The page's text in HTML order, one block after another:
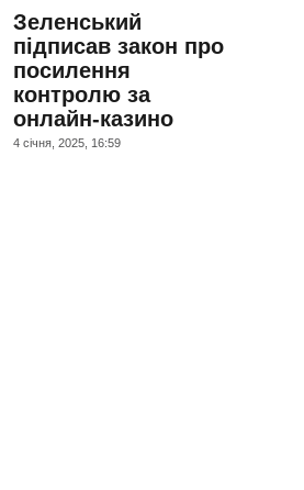
Зеленський
підписав закон про
посилення
контролю за
онлайн-казино
4 сiчня, 2025, 16:59